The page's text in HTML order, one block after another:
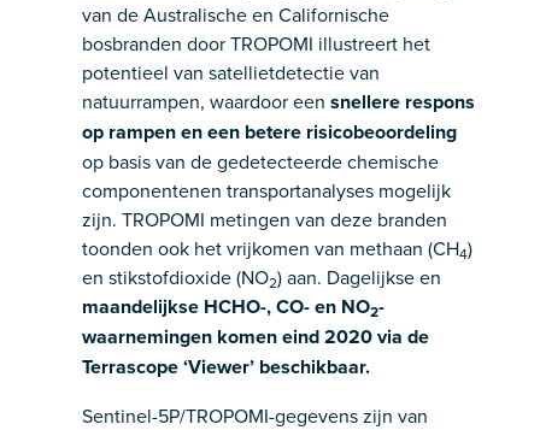
van de Australische en Californische
bosbranden door TROPOMI illustreert het
potentieel van satellietdetectie van
natuurrampen, waardoor een snellere respons
op rampen en een betere risicobeoordeling
op basis van de gedetecteerde chemische
componentenen transportanalyses mogelijk
zijn. TROPOMI metingen van deze branden
toonden ook het vrijkomen van methaan (CH4)
en stikstofdioxide (NO2) aan. Dagelijkse en
maandelijkse HCHO-, CO- en NO2-
waarnemingen komen eind 2020 via de
Terrascope ‘Viewer’ beschikbaar.
Sentinel-5P/TROPOMI-gegevens zijn van